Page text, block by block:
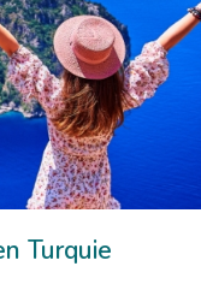
Turquie